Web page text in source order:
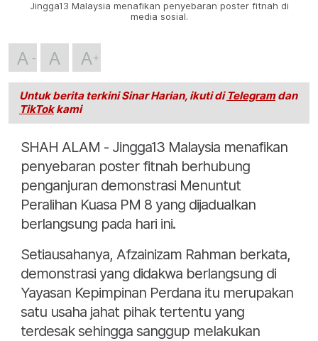
Jingga13 Malaysia menafikan penyebaran poster fitnah di
media sosial.
A A A
Untuk berita terkini Sinar Harian, ikuti di Telegramdan
TikTokkami
SHAH ALAM - Jingga13 Malaysia menafikan
penyebaran poster fitnah berhubung
penganjuran demonstrasi Menuntut
Peralihan Kuasa PM 8 yang dijadualkan
berlangsung pada hari ini.
Setiausahanya, Afzainizam Rahman berkata,
demonstrasi yang didakwa berlangsung di
Yayasan Kepimpinan Perdana itu merupakan
satu usaha jahat pihak tertentu yang
terdesak sehingga sanggup melakukan